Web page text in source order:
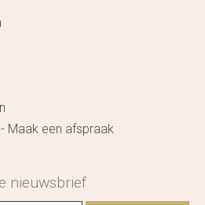
Maak een afspraak
nieuwsbrief